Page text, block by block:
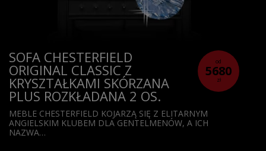
od
5680
zł
SOFA CHESTERFIELD
ORIGINAL CLASSIC Z
KRYSZTAŁKAMI SKÓRZANA
PLUS ROZKŁADANA 2 OS.
MEBLE CHESTERFIELD KOJARZĄ SIĘ Z ELITARNYM
ANGIELSKIM KLUBEM DLA GENTELMENÓW, A ICH
NAZWA…